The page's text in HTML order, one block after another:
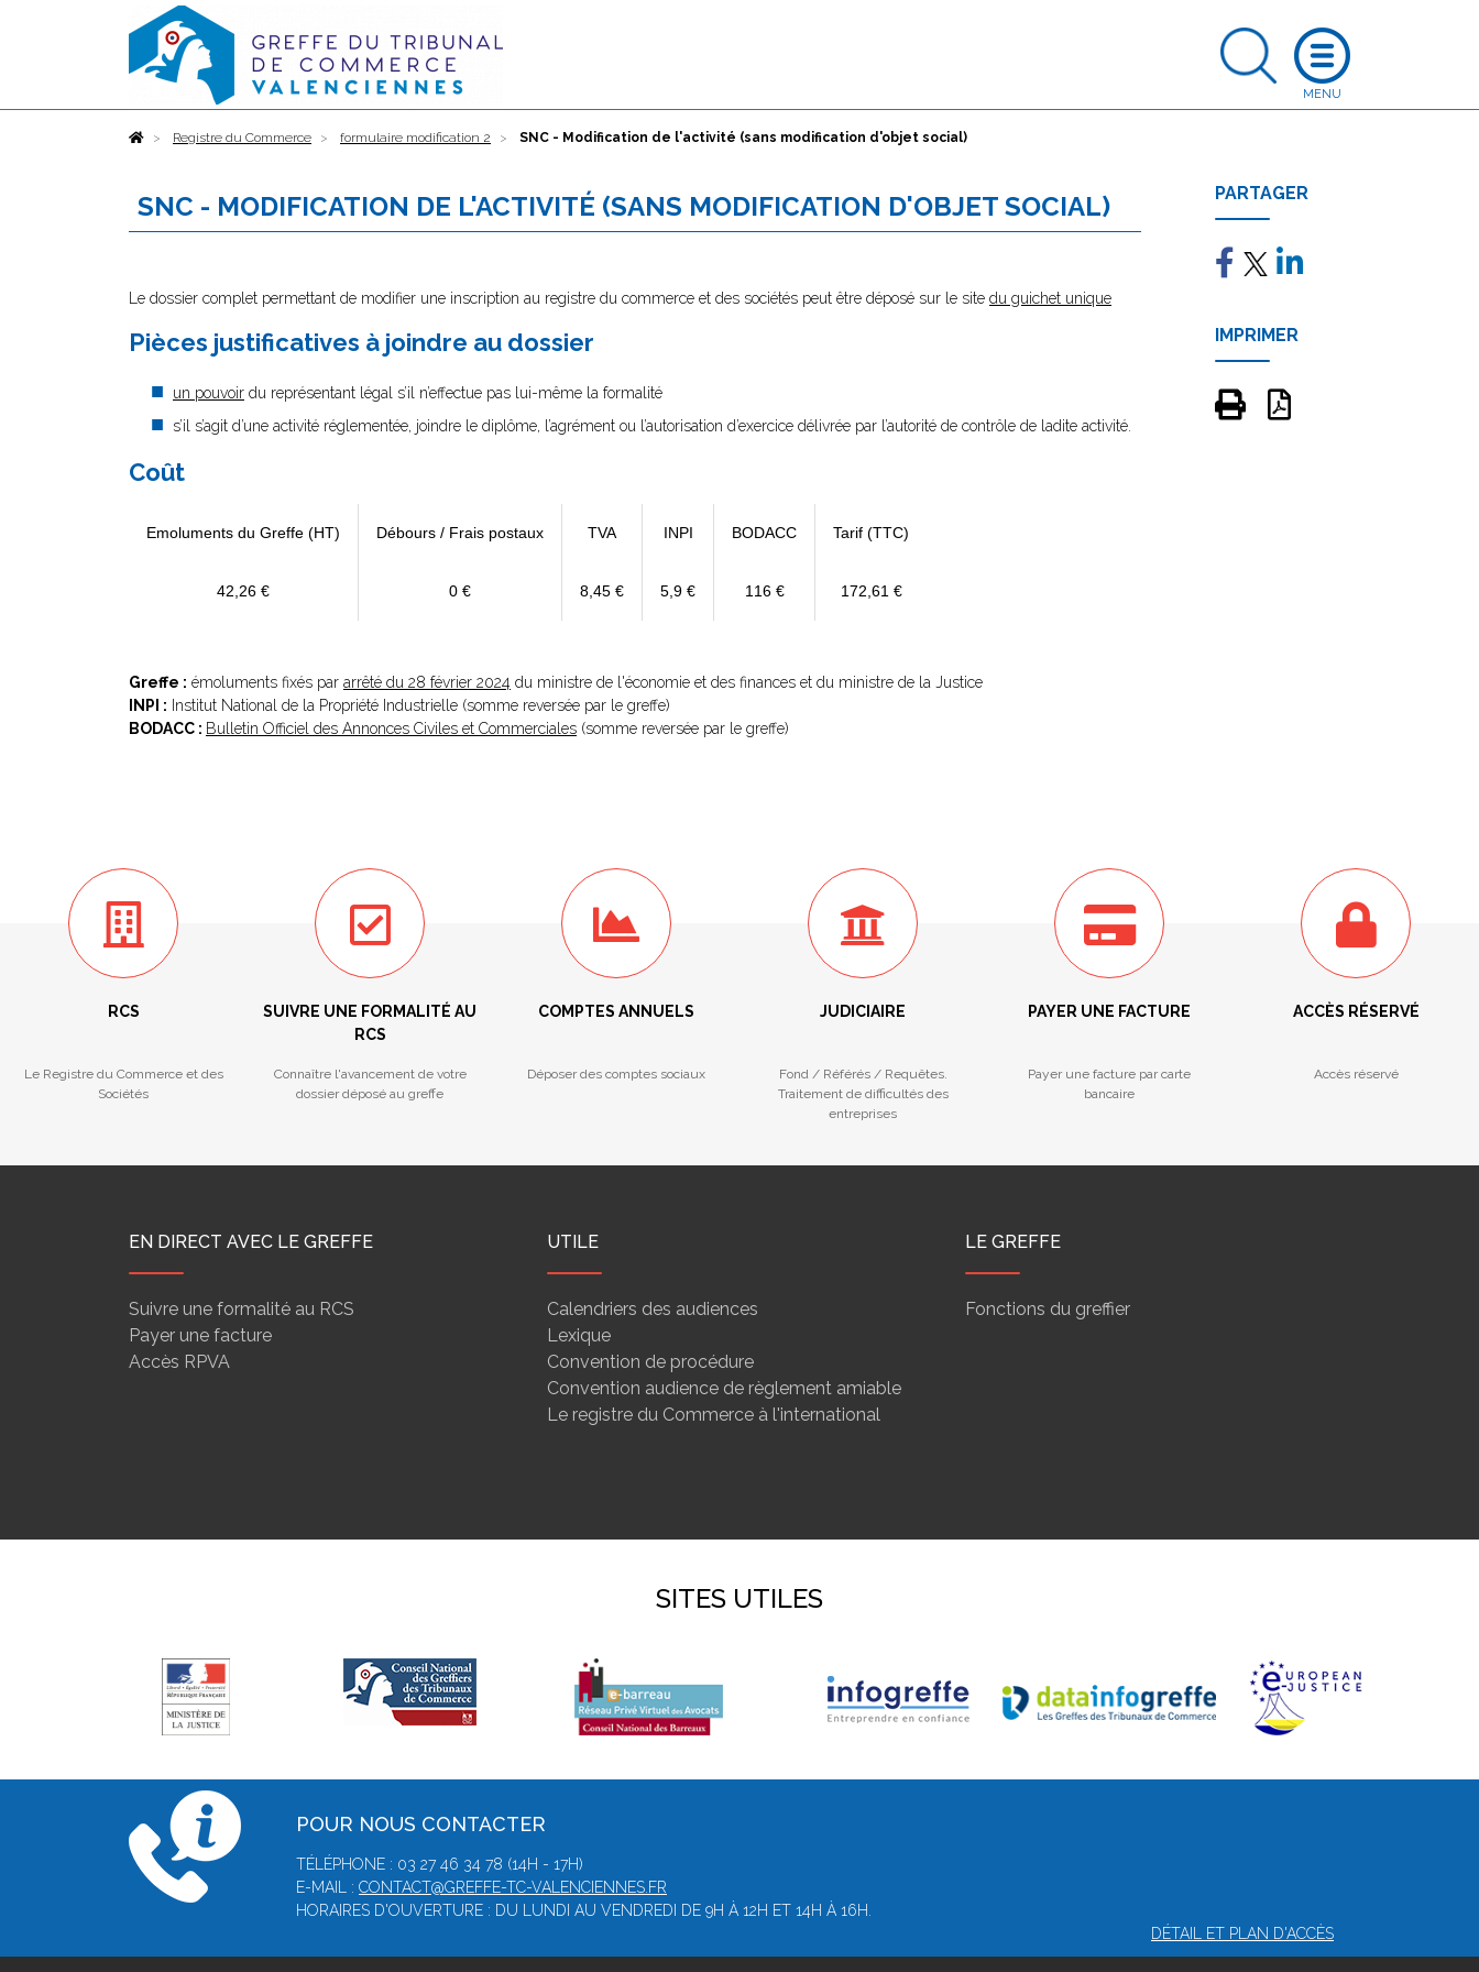
AccueilRegistre du Commerce formulaire modification 2 SNC - Modification de l'activité (sans modification d'objet social)
SNC - MODIFICATION DE L'ACTIVITÉ (SANS MODIFICATION D'OBJET SOCIAL)
Le dossier complet permettant de modifier une inscription au registre du commerce et des sociétés peut être déposé sur le site du guichet unique
Pièces justificatives à joindre au dossier
un pouvoir du représentant légal s’il n’effectue pas lui-même la formalité
s’il s’agit d’une activité réglementée, joindre le diplôme, l’agrément ou l’autorisation d’exercice délivrée par l’autorité de contrôle de ladite activité.
Coût
Emoluments du Greffe (HT) Débours / Frais postaux TVA INPI BODACC Tarif (TTC)
42,26 € 0 € 8,45 € 5,9 € 116 € 172,61 €
Greffe : émoluments fixés par arrêté du 28 février 2024 du ministre de l'économie et des finances et du ministre de la Justice
INPI : Institut National de la Propriété Industrielle (somme reversée par le greffe)
BODACC : Bulletin Officiel des Annonces Civiles et Commerciales (somme reversée par le greffe)
PARTAGER
IMPRIMER
RCS
Le Registre du Commerce et des
Sociétés
SUIVRE UNE FORMALITÉ AU
RCS
Connaître l'avancement de votre
dossier déposé au greffe
COMPTES ANNUELS
Déposer des comptes sociaux
JUDICIAIRE
Fond / Référés / Requêtes.
Traitement de difficultés des
entreprises
PAYER UNE FACTURE
Payer une facture par carte
bancaire
ACCÈS RÉSERVÉ
Accès réservé
EN DIRECT AVEC LE GREFFE
Suivre une formalité au RCS
Payer une facture
Accès RPVA
UTILE
Calendriers des audiences
Lexique
Convention de procédure
Convention audience de règlement amiable
Le registre du Commerce à l'international
LE GREFFE
Fonctions du greffier
SITES UTILES
POUR NOUS CONTACTER
TÉLÉPHONE : 03 27 46 34 78 (14H - 17H)
E-MAIL : CONTACT@GREFFE-TC-VALENCIENNES.FR
HORAIRES D'OUVERTURE : DU LUNDI AU VENDREDI DE 9H À 12H ET 14H À 16H.
DÉTAIL ET PLAN D'ACCÈS